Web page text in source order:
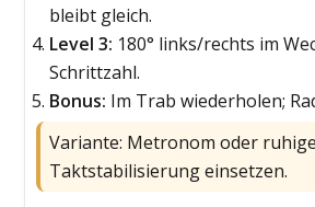
bleibt gleich.
Level 3: 180° links/rechts im
Schrittzahl.
Bonus: Im Trab wiederholen;
Variante: Metronom oder
Taktstabilisierung einsetzen.